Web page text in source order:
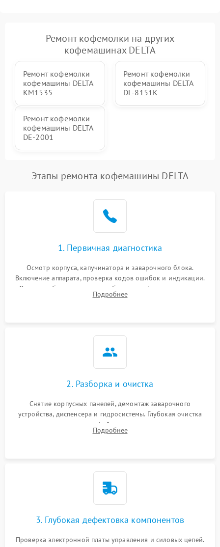
Ремонт кофемолки на других
кофемашинах DELTA
Ремонт кофемолки
кофемашины DELTA
KM1535
Ремонт кофемолки
кофемашины DELTA
DL-8151K
Ремонт кофемолки
кофемашины DELTA
DE-2001
Этапы ремонта кофемашины DELTA
1. Первичная диагностика
Осмотр корпуса, капучинатора и заварочного блока.
Включение аппарата, проверка кодов ошибок и индикации.
Оценка работы помпы, термоблока и кофемолки на слух.
Измерение температуры и давления воды для выявления
Подробнее
2. Разборка и очистка
Снятие корпусных панелей, демонтаж заварочного
устройства, диспенсера и гидросистемы. Глубокая очистка
внутренних узлов от кофейных масел, жмыха и накипи.
Промывка дренажных каналов и фильтров с использованием
Подробнее
3. Глубокая дефектовка компонентов
Проверка электронной платы управления и силовых цепей.